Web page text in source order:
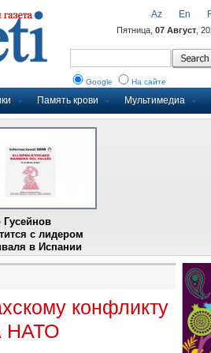
Память крови Мультимедиа
Az En
Пятница, 07 Август ,
Google На сайте
Гусейнов
с лидером
в Испании
конфликту
НАТО